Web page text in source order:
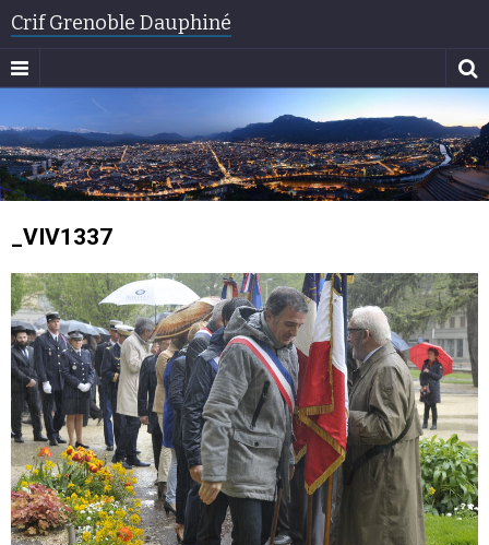
Crif Grenoble Dauphiné
_VIV1337